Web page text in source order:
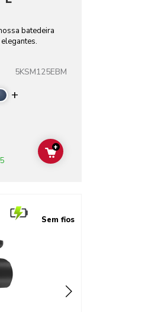
batedeira
5KSM125EBM
Display more colors
ADD TO CART
+
Sem fios